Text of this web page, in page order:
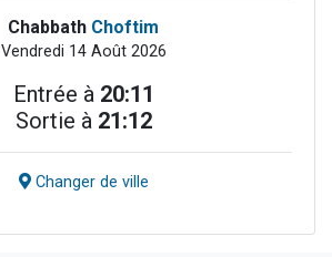
Chabbath Choftim
Vendredi 14 Août 2026
Entrée à 20:11
Sortie à 21:12
Changer de ville